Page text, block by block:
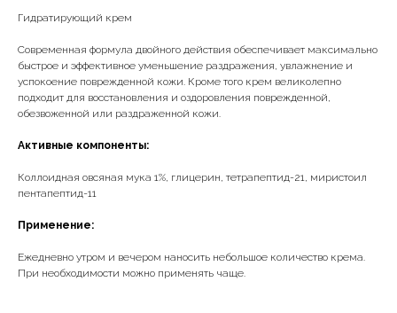
Гидратирующий крем
Современная формула двойного действия обеспечивает максимально
быстрое и эффективное уменьшение раздражения, увлажнение и
успокоение поврежденной кожи. Кроме того крем великолепно
подходит для восстановления и оздоровления поврежденной,
обезвоженной или раздраженной кожи.
Активные компоненты:
Коллоидная овсяная мука 1%, глицерин, тетрапептид-21, миристоил
пентапептид-11
Применение:
Ежедневно утром и вечером наносить небольшое количество крема.
При необходимости можно применять чаще.